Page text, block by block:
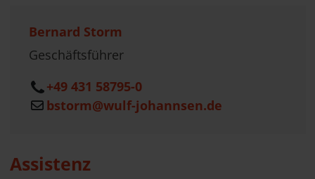
Bernard Storm
Geschäftsführer
+49 431 58795-0
bstorm@wulf-johannsen.de
Assistenz